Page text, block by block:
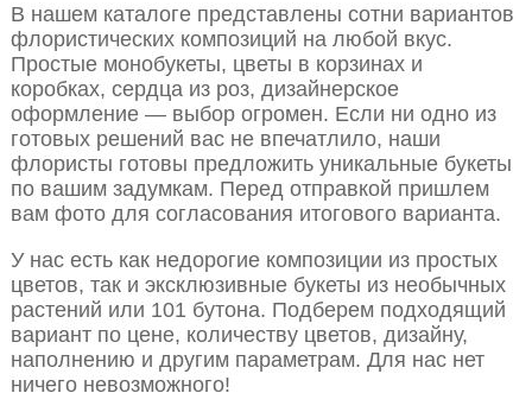
В нашем каталоге представлены сотни вариантов
флористических композиций на любой вкус.
Простые монобукеты, цветы в корзинах и
коробках, сердца из роз, дизайнерское
оформление — выбор огромен. Если ни одно из
готовых решений вас не впечатлило, наши
флористы готовы предложить уникальные букеты
по вашим задумкам. Перед отправкой пришлем
вам фото для согласования итогового варианта.
У нас есть как недорогие композиции из простых
цветов, так и эксклюзивные букеты из необычных
растений или 101 бутона. Подберем подходящий
вариант по цене, количеству цветов, дизайну,
наполнению и другим параметрам. Для нас нет
ничего невозможного!